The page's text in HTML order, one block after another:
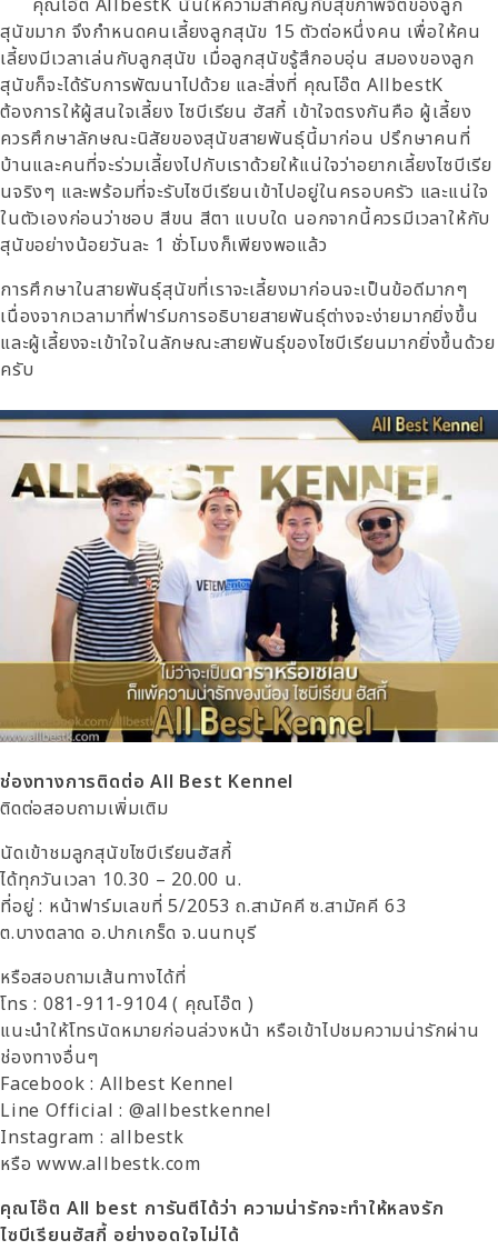
คุณโอ๊ต AllbestK นั้นให้ความสำคัญกับสุขภาพจิตของลูก
สุนัขมาก จึงกำหนดคนเลี้ยงลูกสุนัข 15 ตัวต่อหนึ่งคน เพื่อให้คน
เลี้ยงมีเวลาเล่นกับลูกสุนัข เมื่อลูกสุนัขรู้สึกอบอุ่น สมองของลูก
สุนัขก็จะได้รับการพัฒนาไปด้วย และสิ่งที่ คุณโอ๊ต AllbestK
ต้องการให้ผู้สนใจเลี้ยง ไซบีเรียน ฮัสกี้ เข้าใจตรงกันคือ ผู้เลี้ยง
ควรศึกษาลักษณะนิสัยของสุนัขสายพันธุ์นี้มาก่อน ปรึกษาคนที่
บ้านและคนที่จะร่วมเลี้ยงไปกับเราด้วยให้แน่ใจว่าอยากเลี้ยงไซบีเรีย
นจริงๆ และพร้อมที่จะรับไซบีเรียนเข้าไปอยู่ในครอบครัว และแน่ใจ
ในตัวเองก่อนว่าชอบ สีขน สีตา แบบใด นอกจากนี้ควรมีเวลาให้กับ
สุนัขอย่างน้อยวันละ 1 ชั่วโมงก็เพียงพอแล้ว
การศึกษาในสายพันธุ์สุนัขที่เราจะเลี้ยงมาก่อนจะเป็นข้อดีมากๆ
เนื่องจากเวลามาที่ฟาร์มการอธิบายสายพันธุ์ต่างจะง่ายมากยิ่งขึ้น
และผู้เลี้ยงจะเข้าใจในลักษณะสายพันธุ์ของไซบีเรียนมากยิ่งขึ้นด้วย
ครับ
ช่องทางการติดต่อ All Best Kennel
ติดต่อสอบถามเพิ่มเติม
นัดเข้าชมลูกสุนัขไซบีเรียนฮัสกี้
ได้ทุกวันเวลา 10.30 – 20.00 น.
ที่อยู่ : หน้าฟาร์มเลขที่ 5/2053 ถ.สามัคคีซ.สามัคคี 63
ต.บางตลาด อ.ปากเกร็ด จ.นนทบุรี
หรือสอบถามเส้นทางได้ที่
โทร : 081-911-9104 ( คุณโอ๊ต )
แนะนำให้โทรนัดหมายก่อนล่วงหน้า หรือเข้าไปชมความน่ารักผ่าน
ช่องทางอื่นๆ
Facebook : Allbest Kennel
Line Official : @allbestkennel
Instagram : allbestk
หรือ www.allbestk.com
คุณโอ๊ต All best การันตีได้ว่า ความน่ารักจะทำให้หลงรัก
ไซบีเรียนฮัสกี้ อย่างอดใจไม่ได้